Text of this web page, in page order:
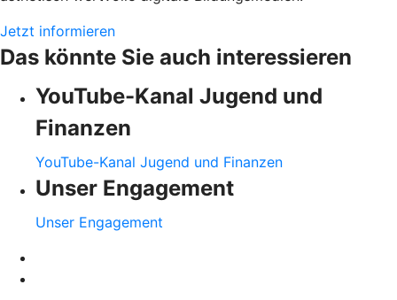
Jetzt informieren
Das könnte Sie auch interessieren
YouTube-Kanal Jugend und
Finanzen
YouTube-Kanal Jugend und Finanzen
Unser Engagement
Unser Engagement